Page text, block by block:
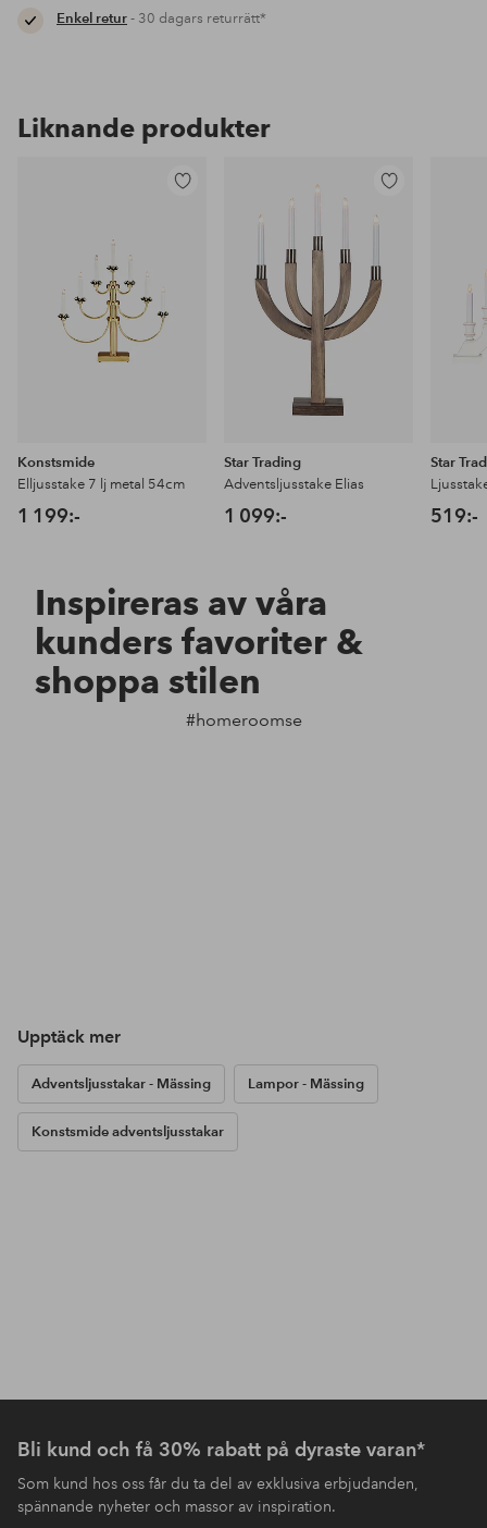
Enkel retur- 30 dagars returrätt*
Liknande produkter
Konstsmide
Elljusstake 7 lj metal 54cm
1 199:-
till
Star Trading
Adventsljusstake Elias
1 099:-
Star
519:-
Inspireras av våra
kunders favoriter &
shoppa stilen
#homeroomse
Upptäck mer
Adventsljusstakar - Mässing Lampor - Mässing
Konstsmide adventsljusstakar
Bli kund och få 30% rabatt på dyraste varan*
Som kund hos oss får du ta del av exklusiva erbjudanden,
spännande nyheter och massor av inspiration.